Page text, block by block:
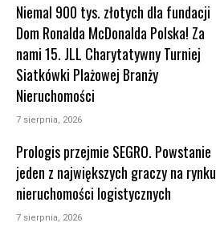
Niemal 900 tys. złotych dla fundacji
Dom Ronalda McDonalda Polska! Za
nami 15. JLL Charytatywny Turniej
Siatkówki Plażowej Branży
Nieruchomości
7 sierpnia, 2026
Prologis przejmie SEGRO. Powstanie
jeden z największych graczy na rynku
nieruchomości logistycznych
7 sierpnia, 2026